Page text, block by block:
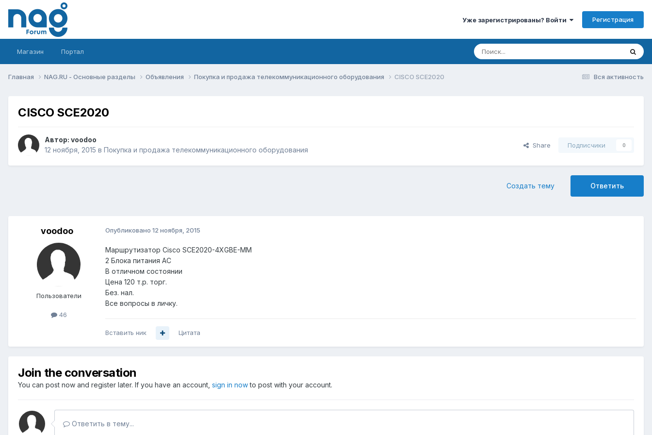
Уже зарегистрированы? Войти Регистрация
Магазин Портал
Вся активность
Главная NAG.RU - Основные разделы Объявления Покупка и продажа телекоммуникационного оборудования CISCO SCE2020
CISCO SCE2020
Автор: voodoo
12 ноября, 2015 в Покупка и продажа телекоммуникационного оборудования
Share Подписчики 0
Ответить
Создать тему
voodoo
Пользователи
46
Опубликовано 12 ноября, 2015
Маршрутизатор Cisco SCE2020-4XGBE-MM
2 Блока питания AC
В отличном состоянии
Цена 120 т.р. торг.
Без. нал.
Все вопросы в личку.
Вставить ник Цитата
Join the conversation
You can post now and register later. If you have an account, sign in nowto post with your account.
Ответить в тему...